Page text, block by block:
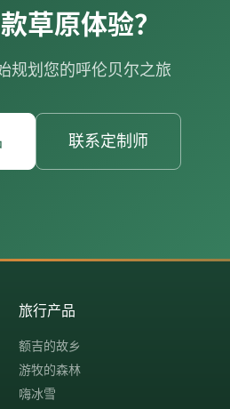
草原体验？
规划您的呼伦贝尔之旅
联系定制师
旅行产品
额吉的故乡
游牧的森林
嗨冰雪